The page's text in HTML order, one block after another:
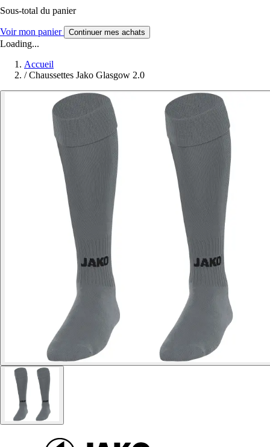
Sous-total du panier
Voir mon panier Continuer mes achats
Loading...
Accueil
/ Chaussettes Jako Glasgow 2.0